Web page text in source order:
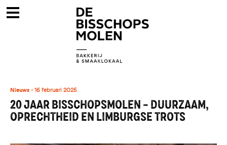
Nieuws - 16 februari 2025
20 JAAR BISSCHOPSMOLEN – DUURZAAM,
OPRECHTHEID EN LIMBURGSE TROTS